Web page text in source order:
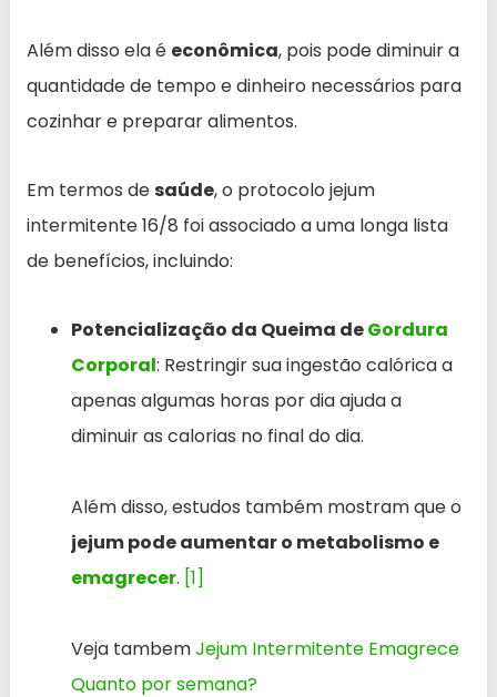
Além disso ela é econômica, pois pode diminuir a
quantidade de tempo e dinheiro necessários para
cozinhar e preparar alimentos.
Em termos desaúde, o protocolo jejum
intermitente 16/8 foi associado a uma longa lista
de benefícios, incluindo:
Potencialização da Queima deGordura
Corporal: Restringir sua ingestão calórica a
apenas algumas horas por dia ajuda a
diminuir as calorias no final do dia.
Além disso, estudos também mostram que o
jejum pode aumentar o metabolismo e
emagrecer. [1]
Veja tambemJejum Intermitente Emagrece
Quanto por semana?